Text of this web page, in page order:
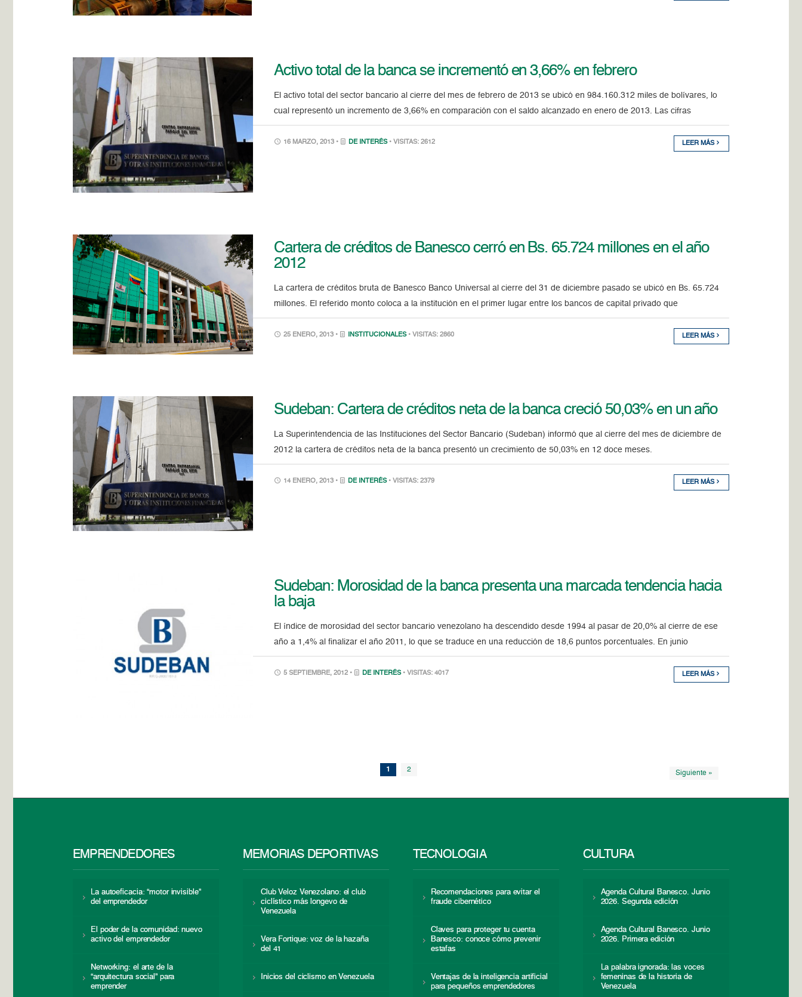
Activo total de la banca se incrementó en 3,66% en febrero
El activo total del sector bancario al cierre del mes de febrero de 2013 se ubicó en 984.160.312 miles de bolívares, lo
cual representó un incremento de 3,66% en comparación con el saldo alcanzado en enero de 2013. Las cifras
16 MARZO, 2013 • DE INTERÉS • VISITAS: 2612 LEER MÁS
Cartera de créditos de Banesco cerró en Bs. 65.724 millones en el año
2012
La cartera de créditos bruta de Banesco Banco Universal al cierre del 31 de diciembre pasado se ubicó en Bs. 65.724
millones. El referido monto coloca a la institución en el primer lugar entre los bancos de capital privado que
25 ENERO, 2013 • INSTITUCIONALES • VISITAS: 2860 LEER MÁS
Sudeban: Cartera de créditos neta de la banca creció 50,03% en un año
La Superintendencia de las Instituciones del Sector Bancario (Sudeban) informó que al cierre del mes de diciembre de
2012 la cartera de créditos neta de la banca presentó un crecimiento de 50,03% en 12 doce meses.
14 ENERO, 2013 • DE INTERÉS • VISITAS: 2379 LEER MÁS
Sudeban: Morosidad de la banca presenta una marcada tendencia hacia
la baja
El índice de morosidad del sector bancario venezolano ha descendido desde 1994 al pasar de 20,0% al cierre de ese
año a 1,4% al finalizar el año 2011, lo que se traduce en una reducción de 18,6 puntos porcentuales. En junio
5 SEPTIEMBRE, 2012 • DE INTERÉS • VISITAS: 4017 LEER MÁS
1 2
Siguiente »
EMPRENDEDORES
La autoeficacia: “motor invisible”
del emprendedor
El poder de la comunidad: nuevo
activo del emprendedor
Networking: el arte de la
“arquitectura social” para
emprender
MEMORIAS DEPORTIVAS
Club Veloz Venezolano: el club
ciclístico más longevo de
Venezuela
Vera Fortique: voz de la hazaña
del 41
Inicios del ciclismo en Venezuela
TECNOLOGÍA
Recomendaciones para evitar el
fraude cibernético
Claves para proteger tu cuenta
Banesco: conoce cómo prevenir
estafas
Ventajas de la inteligencia artificial
para pequeños emprendedores
CULTURA
Agenda Cultural Banesco. Junio
2026. Segunda edición
Agenda Cultural Banesco. Junio
2026. Primera edición
La palabra ignorada: las voces
femeninas de la historia de
Venezuela